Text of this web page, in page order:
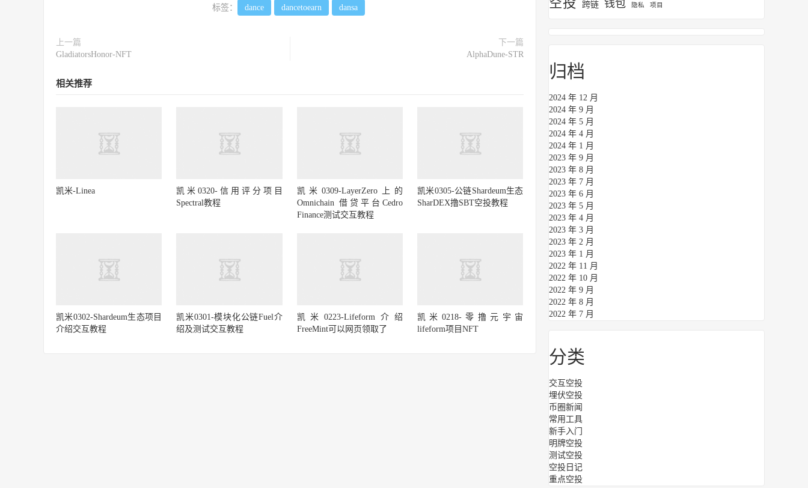
标签： dance dancetoearn dansa
上一篇
GladiatorsHonor-NFT
下一篇
AlphaDune-STR
相关推荐
凯米-Linea
凯米0320-信用评分项目
Spectral教程
凯米0309-LayerZero上的
Omnichain 借贷平台Cedro
Finance测试交互教程
凯米0305-公链Shardeum生态
SharDEX撸SBT空投教程
凯米0302-Shardeum生态项目
介绍交互教程
凯米0301-模块化公链Fuel介
绍及测试交互教程
凯米0223-Lifeform介绍
FreeMint可以网页领取了
凯米0218-零撸元宇宙
lifeform项目NFT
跨链 钱包 隐私 项目
归档
2024 年 12 月
2024 年 9 月
2024 年 5 月
2024 年 4 月
2024 年 1 月
2023 年 9 月
2023 年 8 月
2023 年 7 月
2023 年 6 月
2023 年 5 月
2023 年 4 月
2023 年 3 月
2023 年 2 月
2023 年 1 月
2022 年 11 月
2022 年 10 月
2022 年 9 月
2022 年 8 月
2022 年 7 月
分类
交互空投
埋伏空投
币圈新闻
常用工具
新手入门
明牌空投
测试空投
空投日记
重点空投